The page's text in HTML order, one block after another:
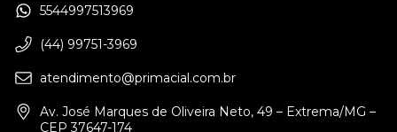
5544997513969
(44) 99751-3969
atendimento@primacial.com.br
Av. José Marques de Oliveira Neto, 49 – Extrema/MG –
CEP 37647-174